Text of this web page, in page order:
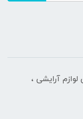
آرایشی ،